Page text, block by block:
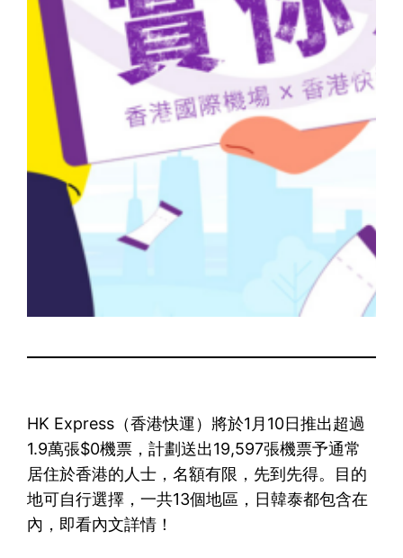
HK Express（香港快運）將於1月10日推出超過
1.9萬張$0機票，計劃送出19,597張機票予通常
居住於香港的人士，名額有限，先到先得。目的
地可自行選擇，一共13個地區，日韓泰都包含在
內，即看內文詳情！